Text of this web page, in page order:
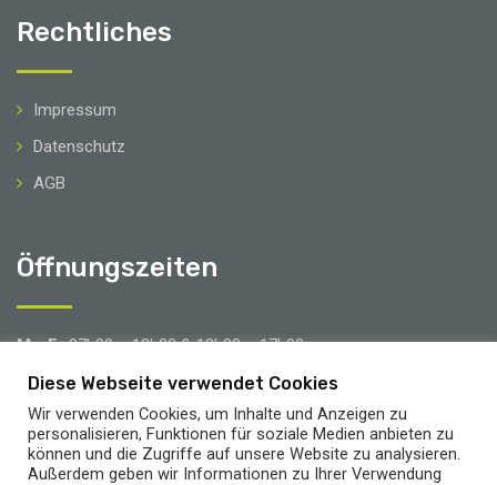
Rechtliches
Impressum
Datenschutz
AGB
Öffnungszeiten
Mo-Fr07h00 – 12h00 & 12h30 – 17h00
Sa08h00 – 12h00
Brücken- & Urlaubstage
Diese Webseite verwendet Cookies
Wir verwenden Cookies, um Inhalte und Anzeigen zu
personalisieren, Funktionen für soziale Medien anbieten zu
können und die Zugriffe auf unsere Website zu analysieren.
Außerdem geben wir Informationen zu Ihrer Verwendung